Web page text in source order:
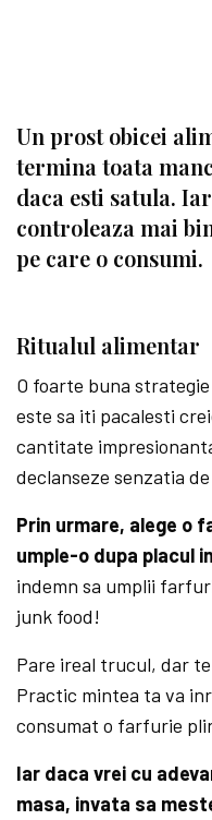
Un prost obicei
termina toata
daca esti satula.
controleaza mai
pe care o consumi.
Ritualul alimentar
O foarte buna
este sa iti pacalesti
cantitate
declanseze senzatia
Prin urmare, alege o
umple-o dupa placul
indemn sa umplii
junk food!
Pare ireal trucul, dar
Practic mintea ta va
consumat o farfurie
Iar daca vrei cu
masa, invata sa